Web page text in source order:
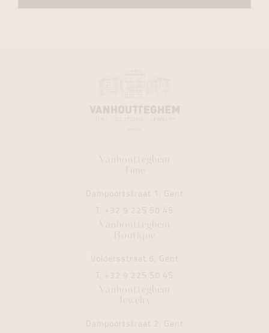
Vanhoutteghem
Time
Dampoortstraat 1, Gent
T. +32 9 225 50 45
Vanhoutteghem
Boutique
Voldersstraat 6, Gent
T. +32 9 225 50 45
Vanhoutteghem
Jewelry
Dampoortstraat 2, Gent